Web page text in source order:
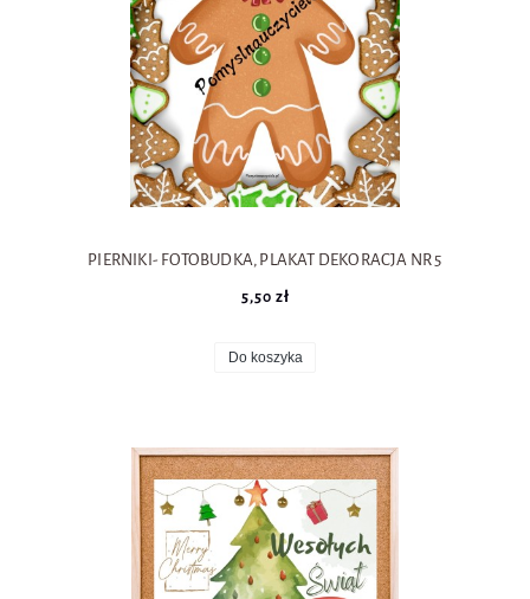
PIERNIKI- FOTOBUDKA, PLAKAT DEKORACJA NR 5
5,50 zł
Do koszyka